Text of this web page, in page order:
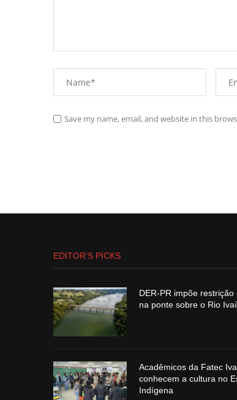
Save my name, email, and website in this
EDITOR’S PICKS
DER-PR impõe restrição
na ponte sobre o Rio Ivaí
Acadêmicos da Fatec
conhecem a cultura no
Indígena